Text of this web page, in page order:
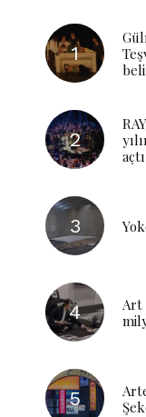
açtı
Art